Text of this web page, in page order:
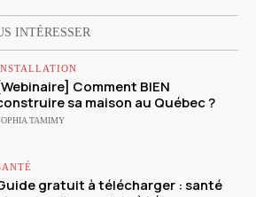
INTÉRESSER
Comment BIEN
sa maison au Québec ?
TAMIMY
gratuit à télécharger : santé